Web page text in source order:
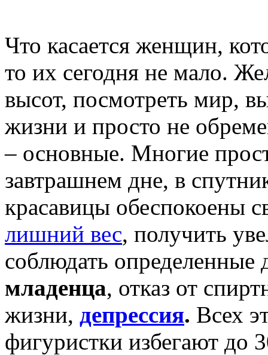
Что касается женщин,
то их сегодня не мало.
высот, посмотреть мир,
жизни и просто не
– основные. Многие
завтрашнем дне, в
красавицы обеспокоены
лишний вес, получить
соблюдать
младенца, отказ от
жизни, депрессия. Всех
фигуристки избегают до